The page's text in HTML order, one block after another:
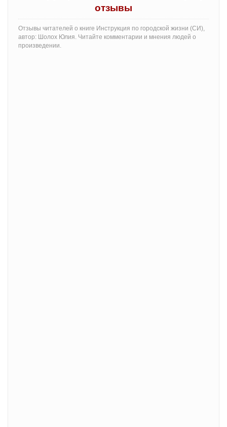
отзывы
Отзывы читателей о книге Инструкция по городской жизни (СИ),
автор: Шолох Юлия. Читайте комментарии и мнения людей о
произведении.